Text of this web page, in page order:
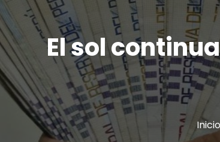
El sol
Inicio